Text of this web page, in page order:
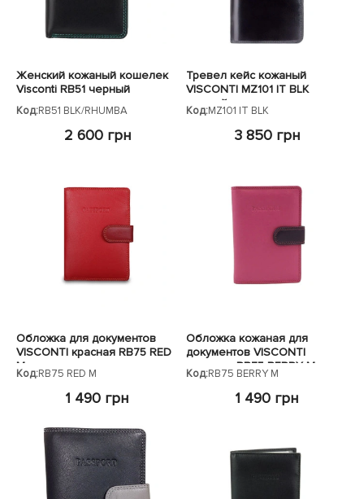
Женский кожаный кошелек
Visconti RB51 черный
Код:RB51 BLK/RHUMBA
2 600 грн
Тревел кейс кожаный
VISCONTI MZ101 IT BLK
черный
Код:MZ101 IT BLK
3 850 грн
Обложка для документов
VISCONTI красная RB75 RED
M
Код:RB75 RED M
1 490 грн
Обложка кожаная для
документов VISCONTI
розовая RB75 BERRY M
Код:RB75 BERRY M
1 490 грн